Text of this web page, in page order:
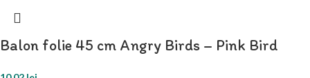
Balon folie 45 cm Angry Birds – Pink Bird